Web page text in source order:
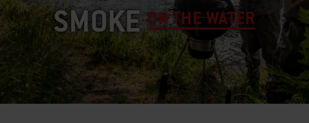
SMOKEON THE WATER